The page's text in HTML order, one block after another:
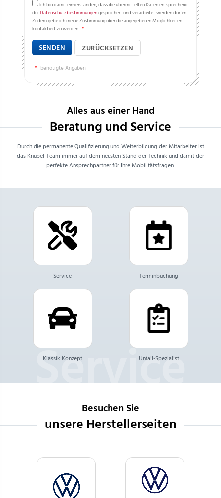
Ich bin damit einverstanden, dass die übermittelten Daten entsprechend
derDatenschutzbestimmungengespeichert und verarbeitet werden dürfen.
Zudem gebe ich meine Zustimmung über die angegebenen Möglichkeiten
kontaktiert zu werden. *
SENDEN ZURÜCKSETZEN
* benötigte Angaben
Alles aus einer Hand
Beratung und Service
Durch die permanente Qualifizierung und Weiterbildung der Mitarbeiter ist
das Knubel-Team immer auf dem neusten Stand der Technik und damit der
perfekte Ansprechpartner für Ihre Mobilitätsfragen.
Service Terminbuchung
Klassik Konzept Unfall-Spezialist
Besuchen Sie
unsere Herstellerseiten